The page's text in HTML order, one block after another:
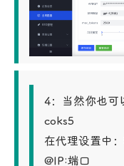
4：当然你也可
coks5
在代理设置中
@IP:端口